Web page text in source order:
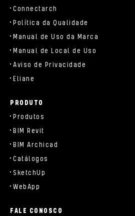
Connectarch
Política da Qualidade
Manual de Uso da Marca
Manual de Local de Uso
Aviso de Privacidade
Eliane
PRODUTO
Produtos
BIM Revit
BIM Archicad
Catálogos
SketchUp
WebApp
FALE CONOSCO